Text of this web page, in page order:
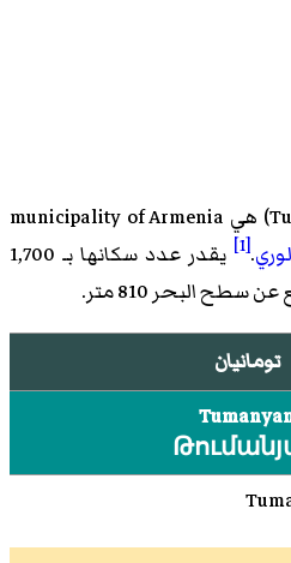
)‏ هي municipality of Armenia
.
[1]
يقدر عدد سكانها بـ 1,700
سطح البحر 810 متر.
تومانيان